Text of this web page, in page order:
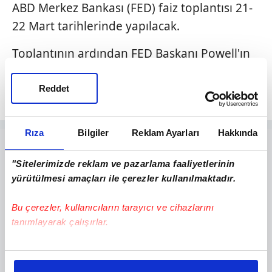
Rıza Bilgiler Reklam Ayarları Hakkında
"Sitelerimizde reklam ve pazarlama faaliyetlerinin
yürütülmesi amaçları ile çerezler kullanılmaktadır.
Bu çerezler, kullanıcıların tarayıcı ve cihazlarını
tanımlayarak çalışırlar.
Bu çerezlere izin vermeniz halinde sizlere özel
Reddet
ABD Merkez Bankası (FED) faiz toplantısı 21-
22 Mart tarihlerinde yapılacak.
Toplantının ardından FED Başkanı Powell'ın
Mart ayı FED faiz kararını duyurması
bekleniyor.